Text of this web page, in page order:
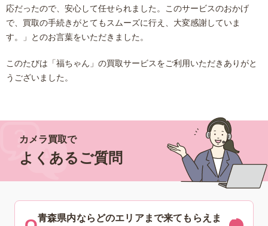
応だったので、安心して任せられました。このサービスのおかげ
で、買取の手続きがとてもスムーズに行え、大変感謝していま
す。」とのお言葉をいただきました。
このたびは「福ちゃん」の買取サービスをご利用いただきありがと
うございました。
カメラ買取で
よくあるご質問
青森県内ならどのエリアまで来てもらえま